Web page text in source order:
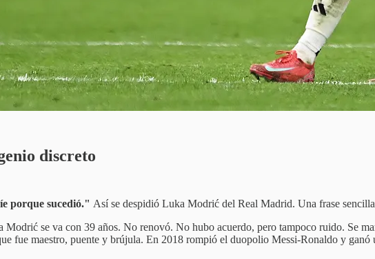
discreto
porque sucedió." Así se despidió Luka Modrić del Real Madrid. Una frase
Modrić se va con 39 años. No renovó. No hubo acuerdo, pero tampoco ruido. Se
fue maestro, puente y brújula. En 2018 rompió el duopolio Messi-Ronaldo y